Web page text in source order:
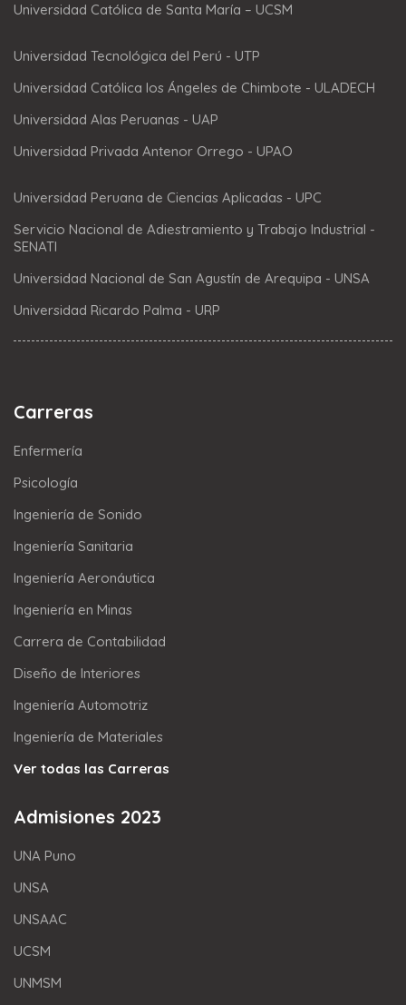
Universidad Católica de Santa María – UCSM
Universidad Tecnológica del Perú - UTP
Universidad Católica los Ángeles de Chimbote - ULADECH
Universidad Alas Peruanas - UAP
Universidad Privada Antenor Orrego - UPAO
Universidad Peruana de Ciencias Aplicadas - UPC
Servicio Nacional de Adiestramiento y Trabajo Industrial -
SENATI
Universidad Nacional de San Agustín de Arequipa - UNSA
Universidad Ricardo Palma - URP
Carreras
Enfermería
Psicología
Ingeniería de Sonido
Ingeniería Sanitaria
Ingeniería Aeronáutica
Ingeniería en Minas
Carrera de Contabilidad
Diseño de Interiores
Ingeniería Automotriz
Ingeniería de Materiales
Ver todas las Carreras
Admisiones 2023
UNA Puno
UNSA
UNSAAC
UCSM
UNMSM